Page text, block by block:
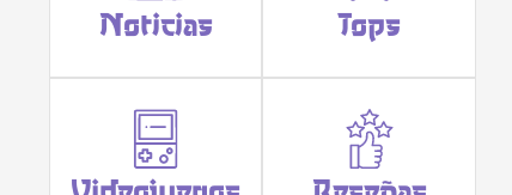
Noticias Tops